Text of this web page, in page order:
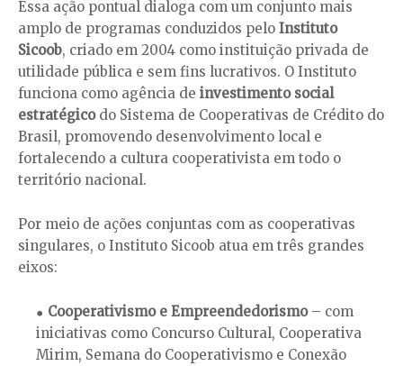
Essa ação pontual dialoga com um conjunto mais
amplo de programas conduzidos pelo Instituto
Sicoob, criado em 2004 como instituição privada de
utilidade pública e sem fins lucrativos. O Instituto
funciona como agência de investimento social
estratégicodo Sistema de Cooperativas de Crédito do
Brasil, promovendo desenvolvimento local e
fortalecendo a cultura cooperativista em todo o
território nacional.
Por meio de ações conjuntas com as cooperativas
singulares, o Instituto Sicoob atua em três grandes
eixos:
Cooperativismo e Empreendedorismo– com
iniciativas como Concurso Cultural, Cooperativa
Mirim, Semana do Cooperativismo e Conexão